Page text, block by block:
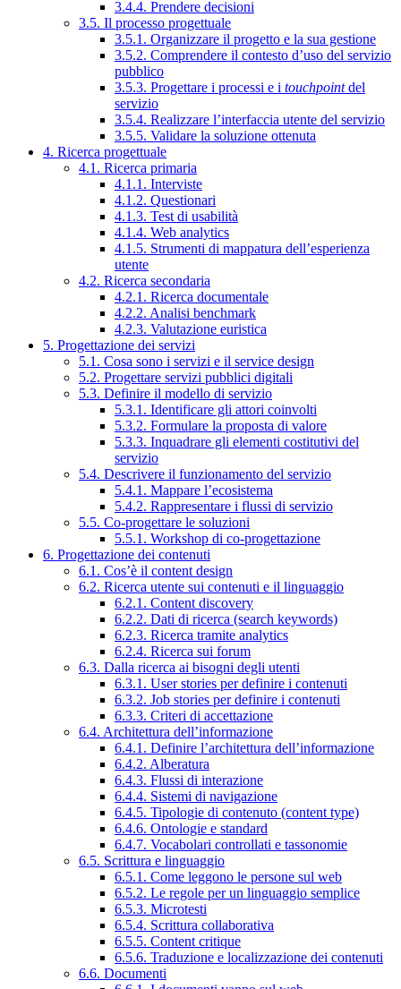
3.4.4. Prendere decisioni
3.5. Il processo progettuale
3.5.1. Organizzare il progetto e la sua gestione
3.5.2. Comprendere il contesto d’uso del servizio
pubblico
3.5.3. Progettare i processi e i touchpointdel
servizio
3.5.4. Realizzare l’interfaccia utente del servizio
3.5.5. Validare la soluzione ottenuta
4. Ricerca progettuale
4.1. Ricerca primaria
4.1.1. Interviste
4.1.2. Questionari
4.1.3. Test di usabilità
4.1.4. Web analytics
4.1.5. Strumenti di mappatura dell’esperienza
utente
4.2. Ricerca secondaria
4.2.1. Ricerca documentale
4.2.2. Analisi benchmark
4.2.3. Valutazione euristica
5. Progettazione dei servizi
5.1. Cosa sono i servizi e il service design
5.2. Progettare servizi pubblici digitali
5.3. Definire il modello di servizio
5.3.1. Identificare gli attori coinvolti
5.3.2. Formulare la proposta di valore
5.3.3. Inquadrare gli elementi costitutivi del
servizio
5.4. Descrivere il funzionamento del servizio
5.4.1. Mappare l’ecosistema
5.4.2. Rappresentare i flussi di servizio
5.5. Co-progettare le soluzioni
5.5.1. Workshop di co-progettazione
6. Progettazione dei contenuti
6.1. Cos’è il content design
6.2. Ricerca utente sui contenuti e il linguaggio
6.2.1. Content discovery
6.2.2. Dati di ricerca (search keywords)
6.2.3. Ricerca tramite analytics
6.2.4. Ricerca sui forum
6.3. Dalla ricerca ai bisogni degli utenti
6.3.1. User stories per definire i contenuti
6.3.2. Job stories per definire i contenuti
6.3.3. Criteri di accettazione
6.4. Architettura dell’informazione
6.4.1. Definire l’architettura dell’informazione
6.4.2. Alberatura
6.4.3. Flussi di interazione
6.4.4. Sistemi di navigazione
6.4.5. Tipologie di contenuto (content type)
6.4.6. Ontologie e standard
6.4.7. Vocabolari controllati e tassonomie
6.5. Scrittura e linguaggio
6.5.1. Come leggono le persone sul web
6.5.2. Le regole per un linguaggio semplice
6.5.3. Microtesti
6.5.4. Scrittura collaborativa
6.5.5. Content critique
6.5.6. Traduzione e localizzazione dei contenuti
6.6. Documenti